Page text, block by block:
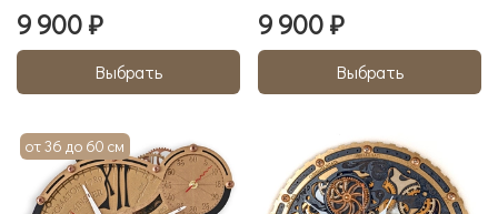
9 900 ₽
Выбрать
9 900 ₽
Выбрать
от 36 до 60 см